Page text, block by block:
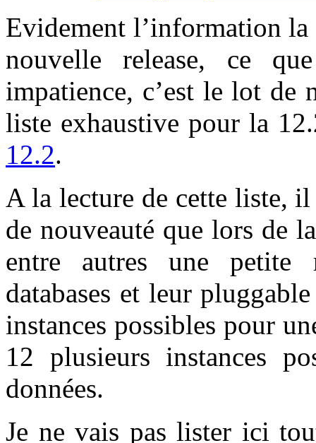
Evidement l’information la
nouvelle release, ce
impatience, c’est le lot de
liste exhaustive pour la
12.2.
A la lecture de cette liste,
de nouveauté que lors de
entre autres une petite
databases et leur
instances possibles pour
12 plusieurs instances
données.
Je ne vais pas lister ici